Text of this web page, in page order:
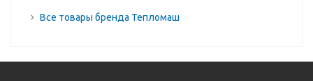
Все товары бренда Тепломаш